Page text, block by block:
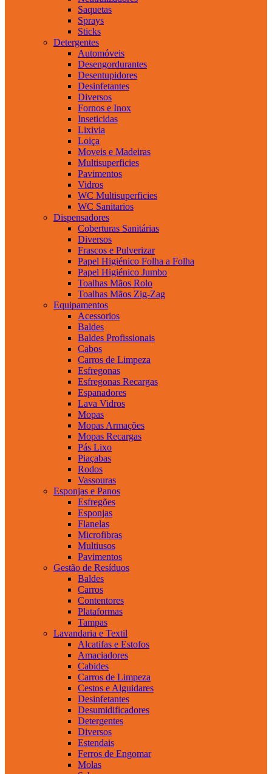
Saquetas
Sprays
Sticks
Detergentes
Automóveis
Desengordurantes
Desentupidores
Desinfetantes
Diversos
Fornos e Inox
Inseticidas
Lixivia
Loiça
Moveis e Madeiras
Multisuperficies
Pavimentos
Vidros
WC Multisuperficies
WC Sanitarios
Dispensadores
Coberturas Sanitárias
Diversos
Frascos e Pulverizar
Papel Higiénico Folha a Folha
Papel Higiénico Jumbo
Toalhas Mãos Rolo
Toalhas Mãos Zig-Zag
Equipamentos
Acessorios
Baldes
Baldes Profissionais
Cabos
Carros de Limpeza
Esfregonas
Esfregonas Recargas
Espanadores
Lava Vidros
Mopas
Mopas Armações
Mopas Recargas
Pás Lixo
Piaçabas
Rodos
Vassouras
Esponjas e Panos
Esfregões
Esponjas
Flanelas
Microfibras
Multiusos
Pavimentos
Gestão de Resíduos
Baldes
Carros
Contentores
Plataformas
Tampas
Lavandaria e Textil
Alcatifas e Estofos
Amaciadores
Cabides
Carros de Limpeza
Cestos e Alguidares
Desinfetantes
Desumidificadores
Detergentes
Diversos
Estendais
Ferros de Engomar
Molas